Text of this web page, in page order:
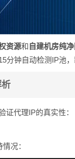
资源和自建机房纯
分钟自动检测IP池
证代理IP的真实性：
况：